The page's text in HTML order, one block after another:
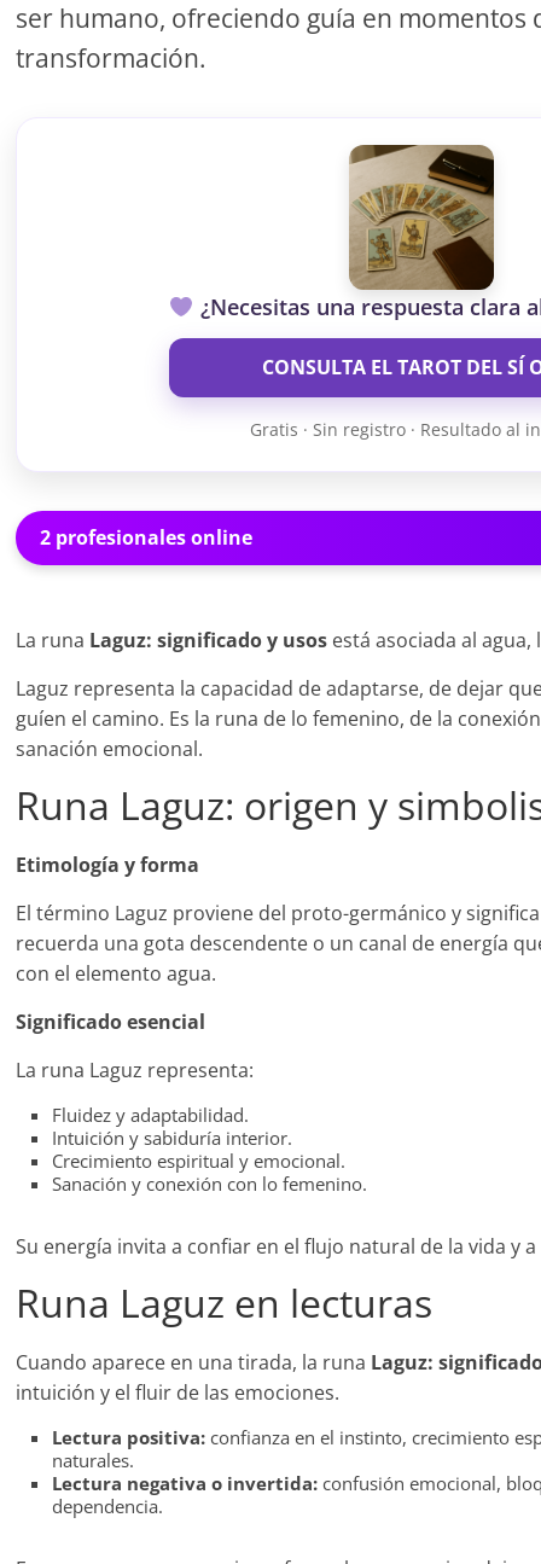
ser humano, ofreciendo guía en momentos
transformación.
¿Necesitas una respuesta clara
CONSULTA EL TAROT DEL SÍ
Gratis · Sin registro · Resultado al
2 profesionales online
La runa Laguz: significado y usos está asociada al
Laguz representa la capacidad de adaptarse, de dejar
guíen el camino. Es la runa de lo femenino, de la
sanación emocional.
Runa Laguz: origen y
Etimología y forma
El término Laguz proviene del proto-germánico y significa
recuerda una gota descendente o un canal de energía
con el elemento agua.
Significado esencial
La runa Laguz representa:
Fluidez y adaptabilidad.
Intuición y sabiduría interior.
Crecimiento espiritual y emocional.
Sanación y conexión con lo femenino.
Su energía invita a confiar en el flujo natural de la vida y
Runa Laguz en lecturas
Cuando aparece en una tirada, la runa Laguz:
intuición y el fluir de las emociones.
Lectura positiva: confianza en el instinto, crecimiento
naturales.
Lectura negativa o invertida: confusión emocional,
dependencia.